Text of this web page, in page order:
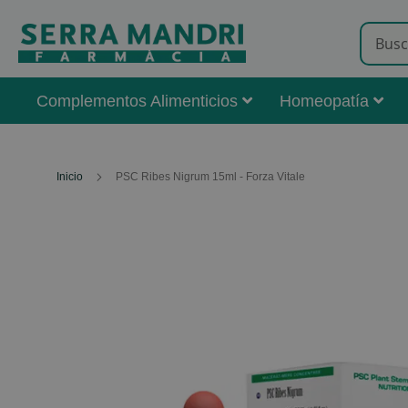
Complementos Alimenticios Homeopatía
Inicio PSC Ribes Nigrum 15ml - Forza Vitale